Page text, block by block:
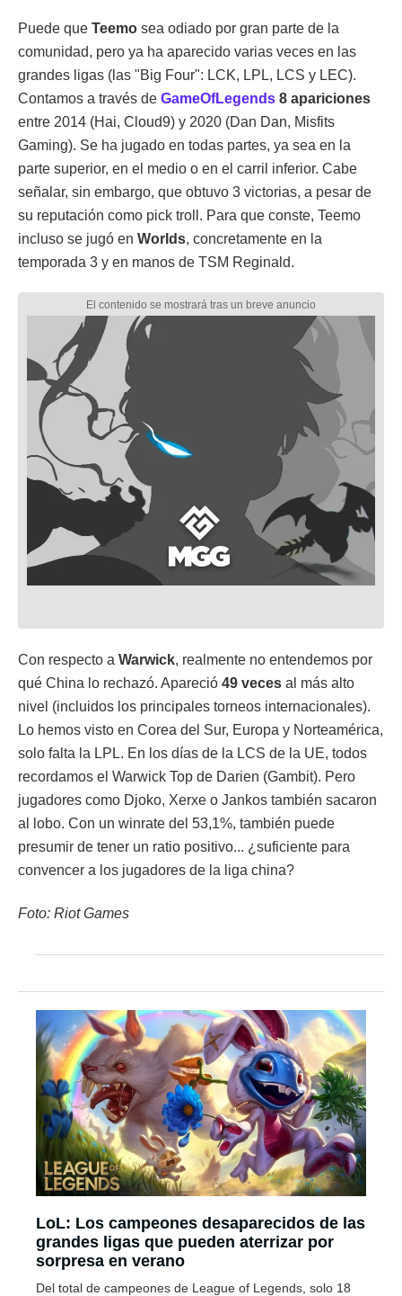
Puede que Teemo sea odiado por gran parte de la
comunidad, pero ya ha aparecido varias veces en las
grandes ligas (las "Big Four": LCK, LPL, LCS y LEC).
Contamos a través de GameOfLegends 8 apariciones
entre 2014 (Hai, Cloud9) y 2020 (Dan Dan, Misfits
Gaming). Se ha jugado en todas partes, ya sea en la
parte superior, en el medio o en el carril inferior. Cabe
señalar, sin embargo, que obtuvo 3 victorias, a pesar de
su reputación como pick troll. Para que conste, Teemo
incluso se jugó en Worlds, concretamente en la
temporada 3 y en manos de TSM Reginald.
Con respecto a Warwick, realmente no entendemos por
qué China lo rechazó. Apareció 49 veces al más alto
nivel (incluidos los principales torneos internacionales).
Lo hemos visto en Corea del Sur, Europa y Norteamérica,
solo falta la LPL. En los días de la LCS de la UE, todos
recordamos el Warwick Top de Darien (Gambit). Pero
jugadores como Djoko, Xerxe o Jankos también sacaron
al lobo. Con un winrate del 53,1%, también puede
presumir de tener un ratio positivo... ¿suficiente para
convencer a los jugadores de la liga china?
Foto: Riot Games
LoL: Los campeones desaparecidos de las
grandes ligas que pueden aterrizar por
sorpresa en verano
Del total de campeones de League of Legends, solo 18